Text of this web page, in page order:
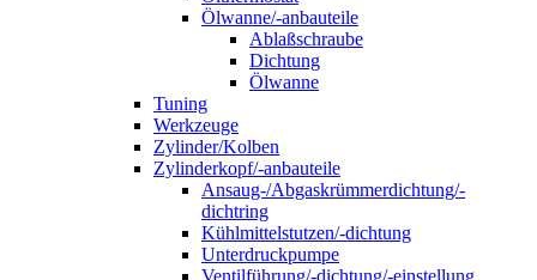
Ölwanne/-anbauteile
Ablaßschraube
Dichtung
Ölwanne
Tuning
Werkzeuge
Zylinder/Kolben
Zylinderkopf/-anbauteile
Ansaug-/Abgaskrümmerdichtung/-
dichtring
Kühlmittelstutzen/-dichtung
Unterdruckpumpe
Ventilführung/-dichtung/-einstellung